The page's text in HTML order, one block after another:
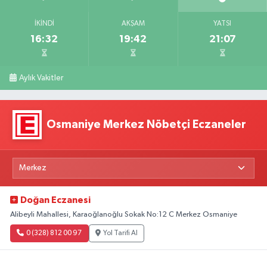
İKINDI
16:32
AKŞAM
19:42
YATSI
21:07
Aylık Vakitler
Osmaniye Merkez Nöbetçi Eczaneler
Doğan Eczanesi
Alibeyli Mahallesi, Karaoğlanoğlu Sokak No:12 C Merkez Osmaniye
0 (328) 812 00 97 Yol Tarifi Al